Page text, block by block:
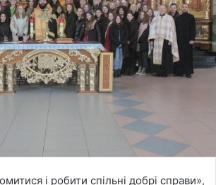
і робити спільні добрі справи»,